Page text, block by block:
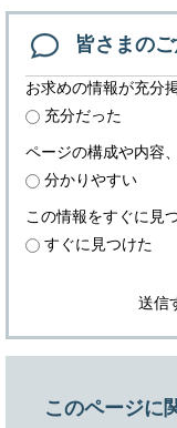
皆さまの
お求めの情報が充分
充分だった
ページの構成や内容
分かりやすい
この情報をすぐに見
すぐに見つけた
このページに